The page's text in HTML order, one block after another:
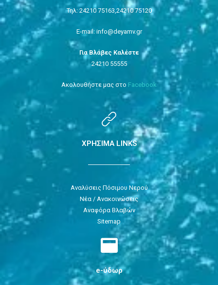
Τηλ: 24210 75163, 24210 75120
E-mail: info@deyamv.gr
Για Βλάβες Καλέστε
24210 55555
Ακολουθήστε μας στο Facebook
ΧΡΗΣΙΜΑ LINKS
Αναλύσεις Πόσιμου Νερού
Νέα / Ανακοινώσεις
Αναφόρα Βλαβών
Sitemap
e-ύδωρ